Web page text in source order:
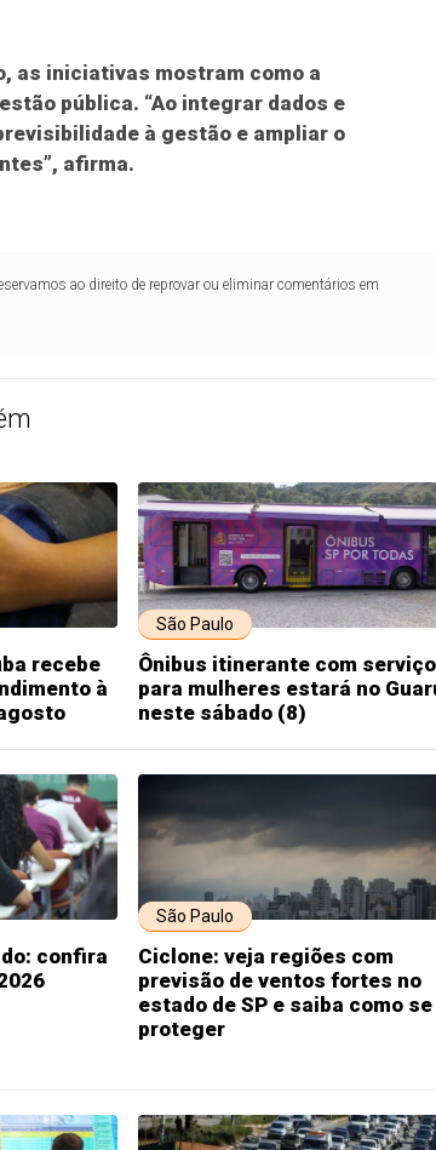
as iniciativas mostram como a
pública. “Ao integrar dados e
à gestão e ampliar o
afirma.
ao direito de reprovar ou eliminar comentários em
recebe
à
São Paulo
Ônibus itinerante com
para mulheres estará no
neste sábado (8)
confira
São Paulo
Ciclone: veja regiões com
previsão de ventos fortes no
estado de SP e saiba como se
proteger